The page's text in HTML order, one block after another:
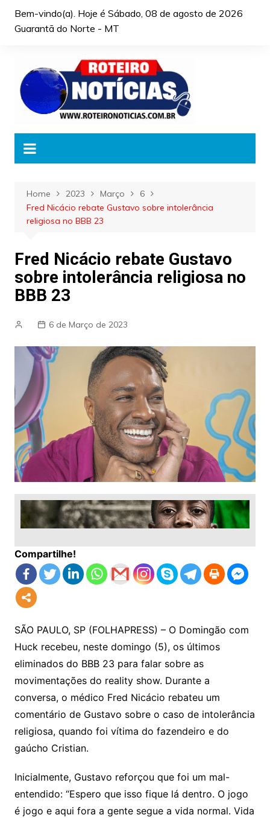
Bem-vindo(a). Hoje é Sábado, 08 de agosto de 2026
Guarantã do Norte - MT
Home 2023 Março
6
Fred Nicácio rebate Gustavo sobre intolerância
religiosa no BBB 23
Fred Nicácio rebate Gustavo
sobre intolerância religiosa no
BBB 23
6 de Março de 2023
Compartilhe!
SÃO PAULO, SP (FOLHAPRESS) – O Domingão com
Huck recebeu, neste domingo (5), os últimos
eliminados do BBB 23 para falar sobre as
movimentações do reality show. Durante a
conversa, o médico Fred Nicácio rebateu um
comentário de Gustavo sobre o caso de intolerância
religiosa, quando foi vítima do fazendeiro e do
gaúcho Cristian.
Inicialmente, Gustavo reforçou que foi um mal-
entendido: “Espero que isso fique lá dentro. O jogo
é jogo e aqui fora a gente segue a vida normal. Vida